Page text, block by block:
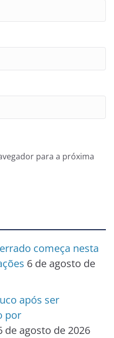
para a próxima
começa nesta
6 de agosto de
após ser
por
de agosto de 2026